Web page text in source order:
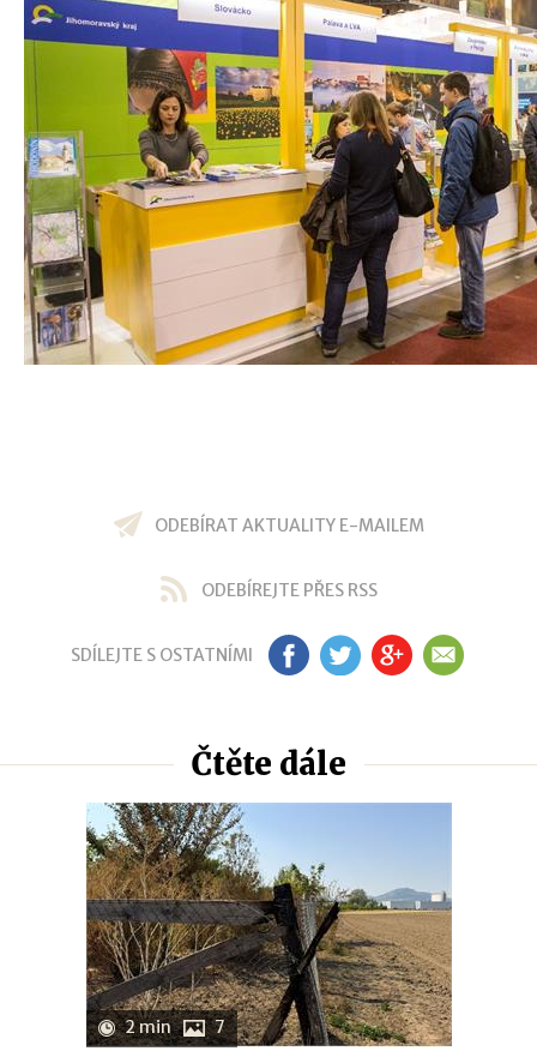
ODEBÍRAT AKTUALITY E-MAILEM
ODEBÍREJTE PŘES RSS
SDÍLEJTE S OSTATNÍMI FB TW GP EM
Čtěte dále
2 min 7